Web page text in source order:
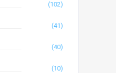
(102)
(41)
(40)
(10)